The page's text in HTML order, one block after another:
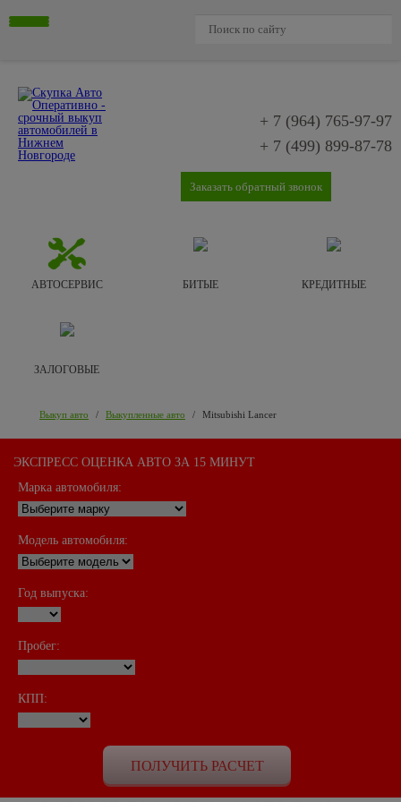
+ 7 (964) 765-97-97
+ 7 (499) 899-87-78
Заказать обратный звонок
АВТОСЕРВИС БИТЫЕ КРЕДИТНЫЕ
ЗАЛОГОВЫЕ
Выкуп авто / Выкупленные авто / Mitsubishi Lancer
ЭКСПРЕСС ОЦЕНКА АВТО ЗА 15 МИНУТ
Марка автомобиля:
Модель автомобиля:
Год выпуска:
Пробег:
КПП: